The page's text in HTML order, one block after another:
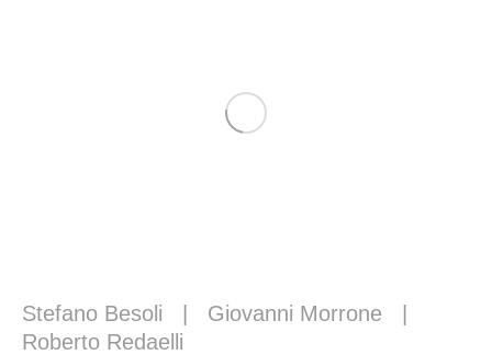
Stefano Besoli | Giovanni Morrone |
Roberto Redaelli